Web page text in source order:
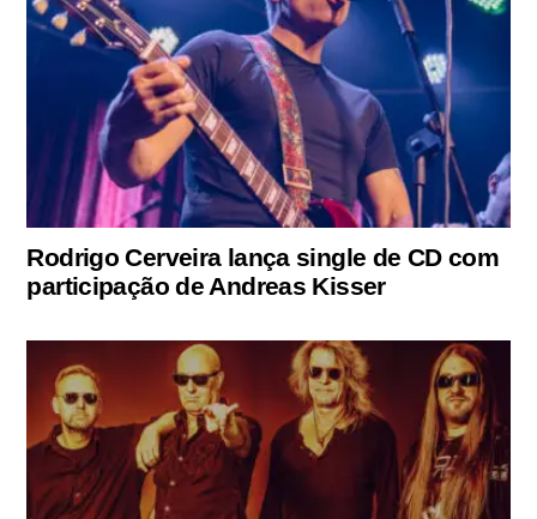
Rodrigo Cerveira lança single de CD com
participação de Andreas Kisser